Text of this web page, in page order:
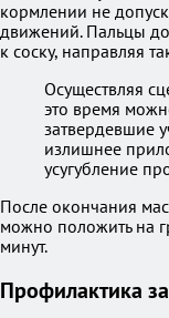
кормлении не
движений. Пальцы
к соску, направляя
Осуществляя
это время
затвердевшие
излишнее
усугубление
После окончания
можно положить на
минут.
Профилактика